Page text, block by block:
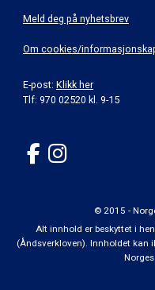
Meld deg på nyhetsbrev
Om cookies/
E-post: Klikk her
Tlf: 970 02520 kl. 9-15
© 2015 -
Alt innhold er beskyttet i
(Åndsverkloven). Innholdet kan